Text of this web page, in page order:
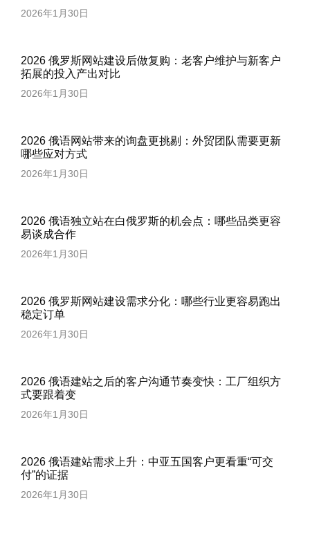
2026年1月30日
2026 俄罗斯网站建设后做复购：老客户维护与新客户
拓展的投入产出对比
2026年1月30日
2026 俄语网站带来的询盘更挑剔：外贸团队需要更新
哪些应对方式
2026年1月30日
2026 俄语独立站在白俄罗斯的机会点：哪些品类更容
易谈成合作
2026年1月30日
2026 俄罗斯网站建设需求分化：哪些行业更容易跑出
稳定订单
2026年1月30日
2026 俄语建站之后的客户沟通节奏变快：工厂组织方
式要跟着变
2026年1月30日
2026 俄语建站需求上升：中亚五国客户更看重“可交
付”的证据
2026年1月30日